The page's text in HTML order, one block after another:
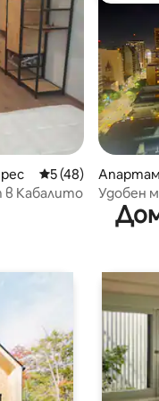
Средна оценка: 5
5 (48)
Кабалито
Удобен